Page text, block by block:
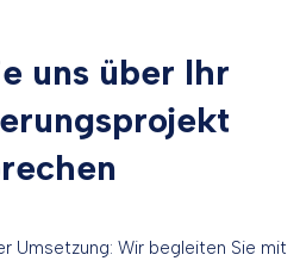
uns über Ihr
Umsetzung: Wir begleiten Sie mit